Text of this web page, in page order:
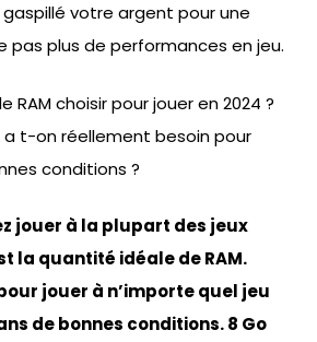
votre argent pour une
pas plus de performances en jeu.
RAM choisir pour jouer en 2024 ?
a t-on réellement besoin pour
conditions ?
jouer à la plupart des jeux
la quantité idéale de RAM.
jouer à n’importe quel jeu
de bonnes conditions. 8 Go